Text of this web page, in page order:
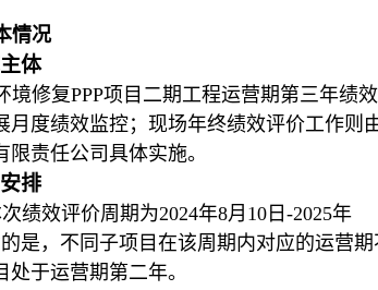
情况
体
境修复PPP项目二期工程运营期第三年绩
月度绩效监控；现场年终绩效评价工作
责任公司具体实施。
排
绩效评价周期为2024年8月10日-2025年
是，不同子项目在该周期内对应的运营
于运营期第二年。